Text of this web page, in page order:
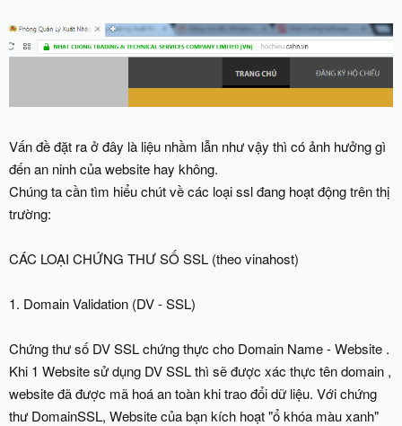
Vấn đề đặt ra ở đây là liệu nhầm lẫn như vậy thì có ảnh hưởng gì
đến an ninh của website hay không.
Chúng ta cần tìm hiểu chút về các loại ssl đang hoạt động trên thị
trường:
CÁC LOẠI CHỨNG THƯ SỐ SSL (theo vinahost)
1. Domain Validation (DV - SSL)
Chứng thư số DV SSL chứng thực cho Domain Name - Website .
Khi 1 Website sử dụng DV SSL thì sẽ được xác thực tên domain ,
website đã được mã hoá an toàn khi trao đổi dữ liệu. Với chứng
thư DomainSSL, Website của bạn kích hoạt "ổ khóa màu xanh"